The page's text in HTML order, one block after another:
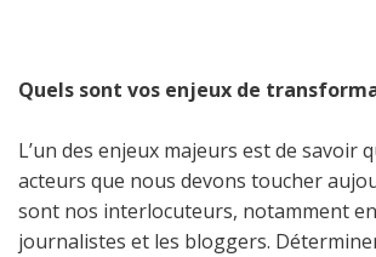
Quels sont vos enjeux de
L’un des enjeux majeurs est de savoir
acteurs que nous devons toucher
sont nos interlocuteurs, notamment
journalistes et les bloggers.